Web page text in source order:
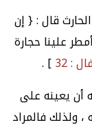
قال : { إن
علينا حجارة
: 32
] .
أن يعينه على
ولذلك فالمراد